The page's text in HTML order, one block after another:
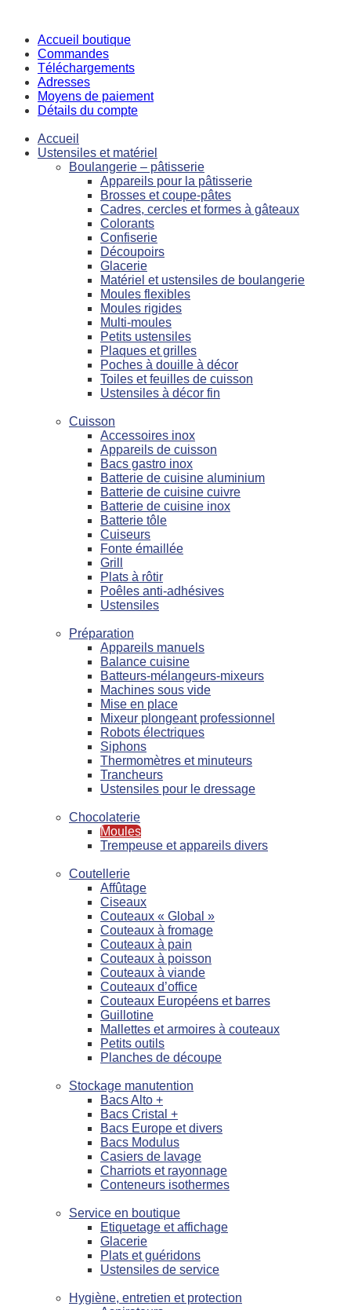
Accueil boutique
Commandes
Téléchargements
Adresses
Moyens de paiement
Détails du compte
Accueil
Ustensiles et matériel
Boulangerie – pâtisserie
Appareils pour la pâtisserie
Brosses et coupe-pâtes
Cadres, cercles et formes à gâteaux
Colorants
Confiserie
Découpoirs
Glacerie
Matériel et ustensiles de boulangerie
Moules flexibles
Moules rigides
Multi-moules
Petits ustensiles
Plaques et grilles
Poches à douille à décor
Toiles et feuilles de cuisson
Ustensiles à décor fin
Cuisson
Accessoires inox
Appareils de cuisson
Bacs gastro inox
Batterie de cuisine aluminium
Batterie de cuisine cuivre
Batterie de cuisine inox
Batterie tôle
Cuiseurs
Fonte émaillée
Grill
Plats à rôtir
Poêles anti-adhésives
Ustensiles
Préparation
Appareils manuels
Balance cuisine
Batteurs-mélangeurs-mixeurs
Machines sous vide
Mise en place
Mixeur plongeant professionnel
Robots électriques
Siphons
Thermomètres et minuteurs
Trancheurs
Ustensiles pour le dressage
Chocolaterie
Moules
Trempeuse et appareils divers
Coutellerie
Affûtage
Ciseaux
Couteaux « Global »
Couteaux à fromage
Couteaux à pain
Couteaux à poisson
Couteaux à viande
Couteaux d’office
Couteaux Européens et barres
Guillotine
Mallettes et armoires à couteaux
Petits outils
Planches de découpe
Stockage manutention
Bacs Alto +
Bacs Cristal +
Bacs Europe et divers
Bacs Modulus
Casiers de lavage
Charriots et rayonnage
Conteneurs isothermes
Service en boutique
Etiquetage et affichage
Glacerie
Plats et guéridons
Ustensiles de service
Hygiène, entretien et protection